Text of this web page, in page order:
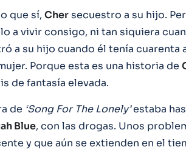
que sí, Chersecuestro a su hijo.
a vivir consigo, ni tan siquiera
a su hijo cuando él tenía cuarenta
Porque esta es una historia de
de fantasía elevada.
de ‘Song For The Lonely’estaba
Blue, con las drogas. Unos
y que aún se extienden en el